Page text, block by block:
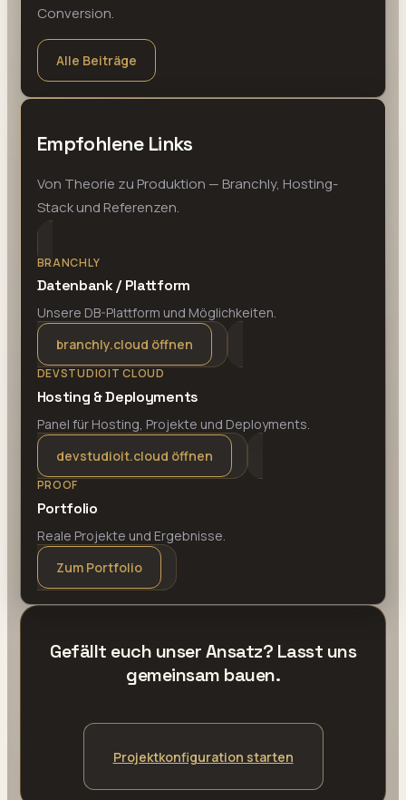
Conversion.
Alle Beiträge
Empfohlene Links
Von Theorie zu Produktion — Branchly, Hosting-
Stack und Referenzen.
BRANCHLY
Datenbank / Plattform
Unsere DB-Plattform und Möglichkeiten.
branchly.cloud öffnen
DEVSTUDIOIT CLOUD
Hosting & Deployments
Panel für Hosting, Projekte und Deployments.
devstudioit.cloud öffnen
PROOF
Portfolio
Reale Projekte und Ergebnisse.
Zum Portfolio
Gefällt euch unser Ansatz? Lasst uns
gemeinsam bauen.
Projektkonfiguration starten